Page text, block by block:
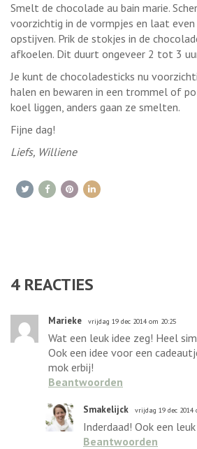
Smelt de chocolade au bain marie.
voorzichtig in de vormpjes en laat
opstijven. Prik de stokjes in de
afkoelen. Dit duurt ongeveer 2 tot 3
Je kunt de chocoladesticks nu
halen en bewaren in een trommel of
koel liggen, anders gaan ze smelten.
Fijne dag!
Liefs, Williene
4 REACTIES
Marieke vrijdag 19 dec 2014 om 20:25
Wat een leuk idee zeg! Heel
Ook een idee voor een
mok erbij!
Beantwoorden
Smakelijck vrijdag 19 dec 2014
Inderdaad! Ook een
Beantwoorden